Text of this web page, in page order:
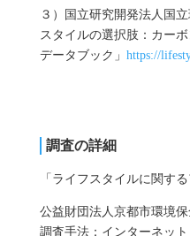
３）国立研究開発法人国
スタイルの選択肢：カー
データブック」 https://
調査の詳細
「ライフスタイルに関す
公益財団法人京都市環境
調査手法：インターネッ